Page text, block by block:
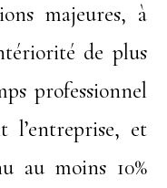
majeures, à
de plus
professionnel
l’entreprise, et
au moins 10%